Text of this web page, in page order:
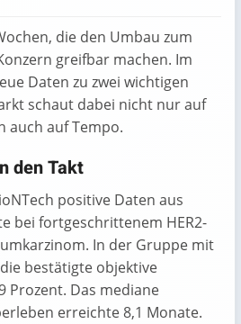
die den Umbau zum
greifbar machen. Im
Daten zu zwei wichtigen
schaut dabei nicht nur auf
auch auf Tempo.
den Takt
positive Daten aus
bei fortgeschrittenem HER2-
In der Gruppe mit
bestätigte objektive
Prozent. Das mediane
erreichte 8,1 Monate.